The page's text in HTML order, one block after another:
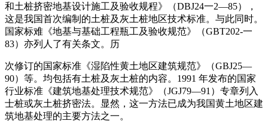
和土桩挤密地基设计施工及验收规程》（DBJ24一2—85），
这是我国首次编制的土桩及灰土桩地区技术标准。与此同时。
国家标难《地基与基础工程瓶工及验收规范》（GBT202-一
83）亦列人了有关条文。历
次修订的国家标准《湿陷性黄土地区建筑规范》（GBJ25—
90）等。均包括有土桩及灰土桩的内容。1991 年发布的国家
行业标准《建筑地基处理技术规范》（JGJ79—91）专章列入
士桩或灰土桩挤密法。显然，这一方法已成为我国黄土地区建
筑地基处理的主要方法之一。